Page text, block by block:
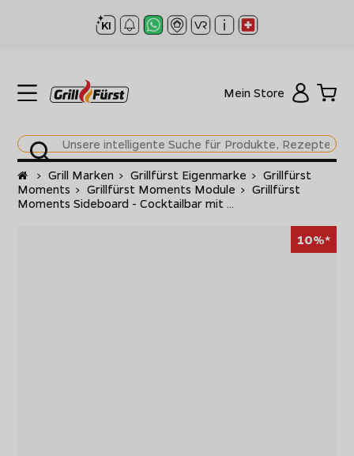
Mein Store
Startseite
> Grill Marken > Grillfürst Eigenmarke > Grillfürst
Moments > Grillfürst Moments Module > Grillfürst
Moments Sideboard - Cocktailbar mit ...
10%*